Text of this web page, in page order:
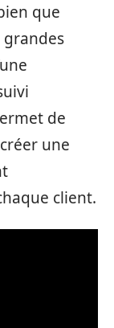
que
grandes
de
une
client.